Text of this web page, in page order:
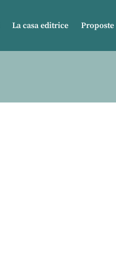
La casa editrice Proposte